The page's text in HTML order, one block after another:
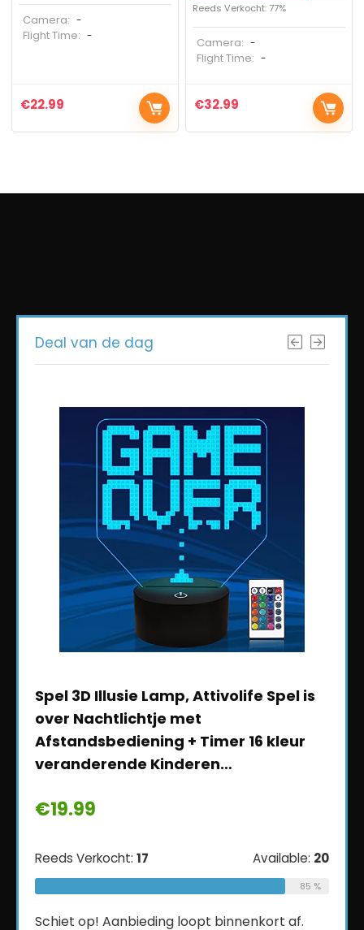
Camera: -
Flight Time: -
€22.99
Reeds Verkocht: 77%
Camera: -
Flight Time: -
€32.99
Deal van de dag
Spel 3D Illusie Lamp, Attivolife Spel is
over Nachtlichtje met
Afstandsbediening + Timer 16 kleur
veranderende Kinderen…
€19.99
Reeds Verkocht: 17 Available: 20
85 %
Schiet op! Aanbieding loopt binnenkort af.